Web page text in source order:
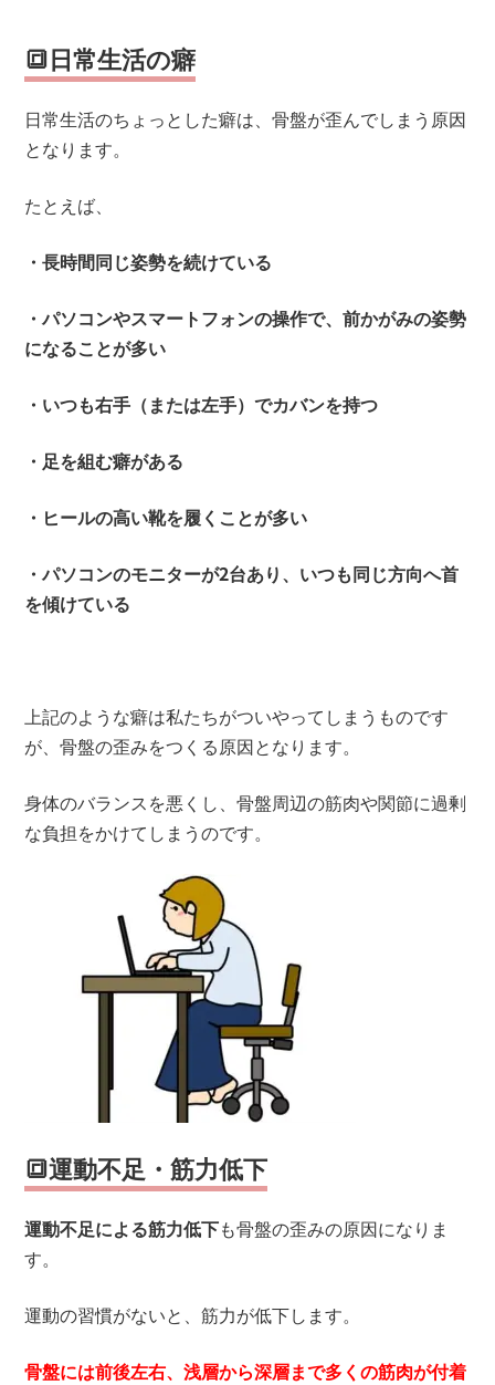
🔳日常生活の癖
日常生活のちょっとした癖は、骨盤が歪んでしまう原因
となります。
たとえば、
・長時間同じ姿勢を続けている
・パソコンやスマートフォンの操作で、前かがみの姿勢
になることが多い
・いつも右手（または左手）でカバンを持つ
・足を組む癖がある
・ヒールの高い靴を履くことが多い
・パソコンのモニターが2台あり、いつも同じ方向へ首
を傾けている
上記のような癖は私たちがついやってしまうものです
が、骨盤の歪みをつくる原因となります。
身体のバランスを悪くし、骨盤周辺の筋肉や関節に過剰
な負担をかけてしまうのです。
🔳運動不足・筋力低下
運動不足による筋力低下も骨盤の歪みの原因になりま
す。
運動の習慣がないと、筋力が低下します。
骨盤には前後左右、浅層から深層まで多くの筋肉が付着